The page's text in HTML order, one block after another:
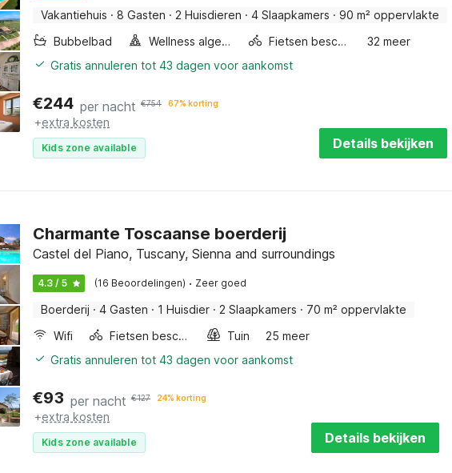
Vakantiehuis · 8 Gasten · 2 Huisdieren · 4 Slaapkamers · 90 m² oppervlakte
Bubbelbad
Wellness algemeen Fietsen beschikbaar
32 meer
Gratis annuleren tot 43 dagen voor aankomst
€244 per nacht €754 67% korting
+extra kosten
Kids zone available Details bekijken
Charmante Toscaanse boerderij
Castel del Piano, Tuscany, Sienna and surroundings
4.3 / 5 (16 Beoordelingen) · Zeer goed
Boerderij · 4 Gasten · 1 Huisdier · 2 Slaapkamers · 70 m² oppervlakte
Wifi
Fietsen beschikbaar Tuin
25 meer
Gratis annuleren tot 43 dagen voor aankomst
€93 per nacht €127 24% korting
+extra kosten
Kids zone available Details bekijken